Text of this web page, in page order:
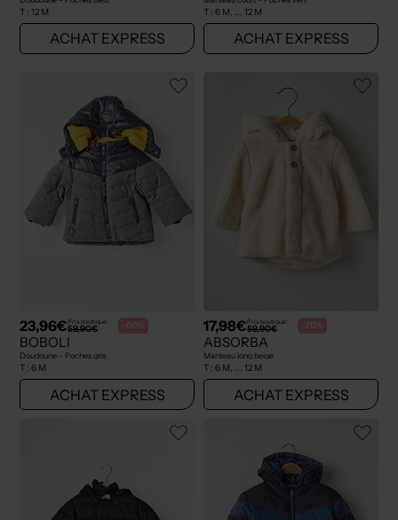
T : 12 M
ACHAT EXPRESS
T : 6 M, ... 12 M
ACHAT EXPRESS
23,96€Prix boutique :
59,90€ -60%
BOBOLI
Doudoune - Poches gris
T : 6 M
ACHAT EXPRESS
17,98€Prix boutique :
59,90€ -70%
ABSORBA
Manteau long beige
T : 6 M, ... 12 M
ACHAT EXPRESS